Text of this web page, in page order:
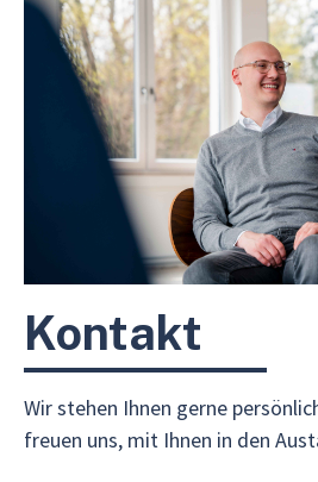
Kontakt
Wir stehen Ihnen gerne
freuen uns, mit Ihnen in den